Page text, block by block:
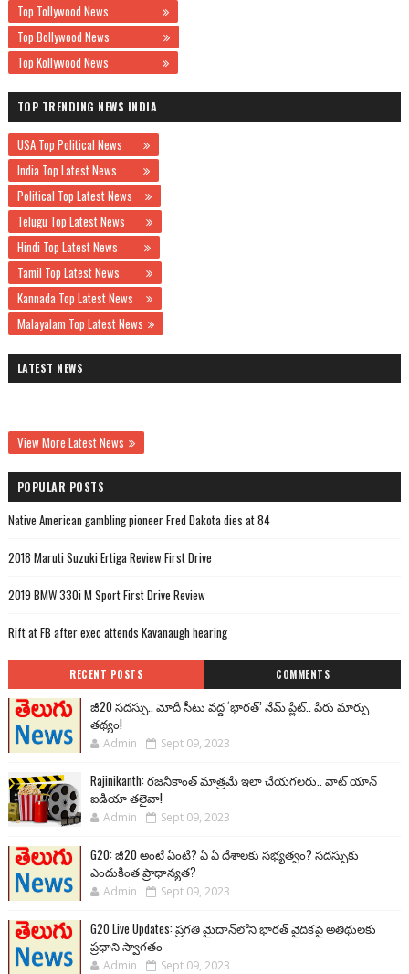
Top Tollywood News
Top Bollywood News
Top Kollywood News
TOP TRENDING NEWS INDIA
USA Top Political News
India Top Latest News
Political Top Latest News
Telugu Top Latest News
Hindi Top Latest News
Tamil Top Latest News
Kannada Top Latest News
Malayalam Top Latest News
LATEST NEWS
View More Latest News
POPULAR POSTS
Native American gambling pioneer Fred Dakota dies at 84
2018 Maruti Suzuki Ertiga Review First Drive
2019 BMW 330i M Sport First Drive Review
Rift at FB after exec attends Kavanaugh hearing
RECENT POSTS COMMENTS
జీ20 సదస్సు.. మోదీ సీటు వద్ద ‘భారత్’ నేమ్ ప్లేట్‌.. పేరు మార్పు
తథ్యం!
Admin Sept 09, 2023
Rajinikanth: రజనీకాంత్ మాత్రమే ఇలా చేయగలరు.. వాట్ యాన్
ఐడియా తలైవా!
Admin Sept 09, 2023
G20: జీ20 అంటే ఏంటి? ఏ ఏ దేశాలకు సభ్యత్వం? సదస్సుకు
ఎందుకింత ప్రాధాన్యత?
Admin Sept 09, 2023
G20 Live Updates: ప్రగతి మైదాన్‌లోని భారత్ వైదికపై అతిథులకు
ప్రధాని స్వాగతం
Admin Sept 09, 2023